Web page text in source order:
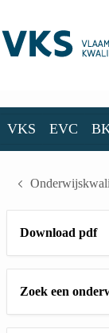
VKS EVC
Download pdf
Zoek een